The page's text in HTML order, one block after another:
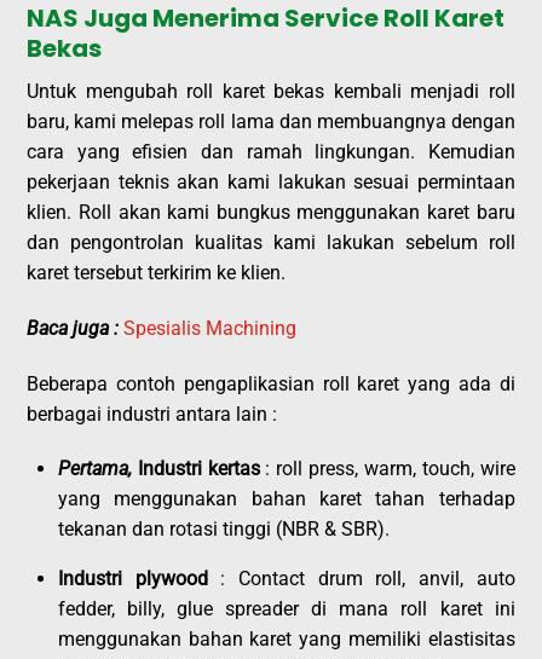
NAS Juga Menerima Service Roll Karet
Bekas
Untuk mengubah roll karet bekas kembali menjadi roll
baru, kami melepas roll lama dan membuangnya dengan
cara yang efisien dan ramah lingkungan. Kemudian
pekerjaan teknis akan kami lakukan sesuai permintaan
klien. Roll akan kami bungkus menggunakan karet baru
dan pengontrolan kualitas kami lakukan sebelum roll
karet tersebut terkirim ke klien.
Baca juga :Spesialis Machining
Beberapa contoh pengaplikasian roll karet yang ada di
berbagai industri antara lain :
Pertama, Industri kertas: roll press, warm, touch, wire
yang menggunakan bahan karet tahan terhadap
tekanan dan rotasi tinggi (NBR & SBR).
Industri plywood: Contact drum roll, anvil, auto
fedder, billy, glue spreader di mana roll karet ini
menggunakan bahan karet yang memiliki elastisitas